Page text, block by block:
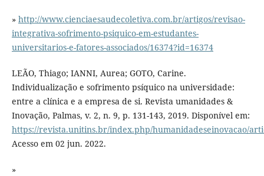
» http://www.cienciaesaudecoletiva.com.br/artigos/revisao-
integrativa-sofrimento-psiquico-em-estudantes-
universitarios-e-fatores-associados/16374?id=16374
LEÃO, Thiago; IANNI, Aurea; GOTO, Carine.
Individualização e sofrimento psíquico na universidade:
entre a clínica e a empresa de si. Revista umanidades &
Inovação, Palmas, v. 2, n. 9, p. 131-143, 2019. Disponível em:
https://revista.unitins.br/index.php/humanidadeseinovacao/
Acesso em 02 jun. 2022.
»